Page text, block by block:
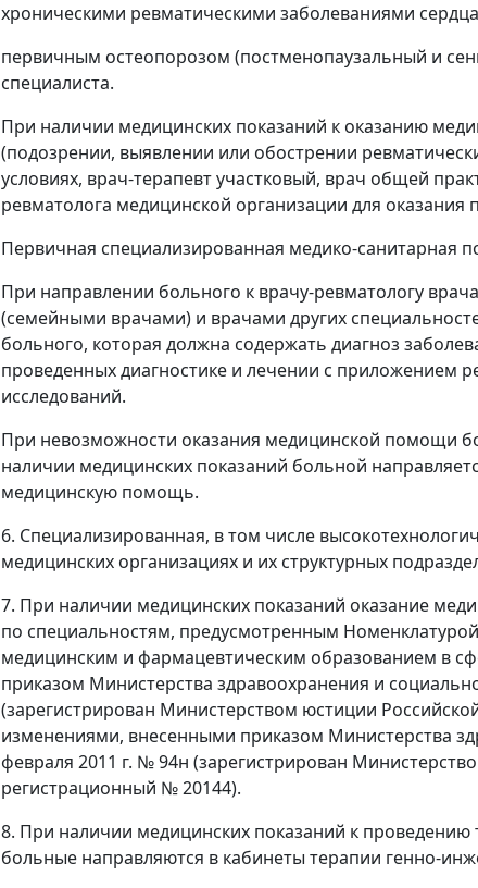
хроническими ревматическими заболеваниями
первичным остеопорозом (постменопаузальный и
специалиста.
При наличии медицинских показаний к оказанию
(подозрении, выявлении или обострении
условиях, врач-терапевт участковый, врач общей
ревматолога медицинской организации для
Первичная специализированная медико-санитарная
При направлении больного к врачу-ревматологу
(семейными врачами) и врачами других
больного, которая должна содержать диагноз
проведенных диагностике и лечении с приложением
исследований.
При невозможности оказания медицинской помощи
наличии медицинских показаний больной
медицинскую помощь.
6. Специализированная, в том числе
медицинских организациях и их структурных
7. При наличии медицинских показаний оказание
по специальностям, предусмотренным
медицинским и фармацевтическим образованием в
приказом Министерства здравоохранения и
(зарегистрирован Министерством юстиции
изменениями, внесенными приказом Министерства
февраля 2011 г. № 94н (зарегистрирован
регистрационный № 20144).
8. При наличии медицинских показаний к
больные направляются в кабинеты терапии генно-